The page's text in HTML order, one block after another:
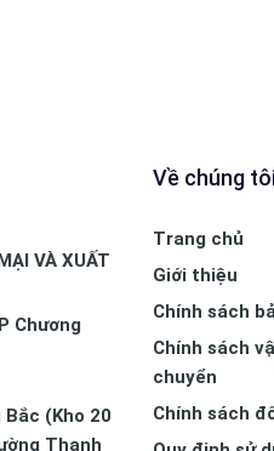
VÀ XUẤT
Chương
(Kho 20
Thanh
Về chúng
Trang chủ
Giới thiệu
Chính sách
Chính sách
chuyển
Chính sách